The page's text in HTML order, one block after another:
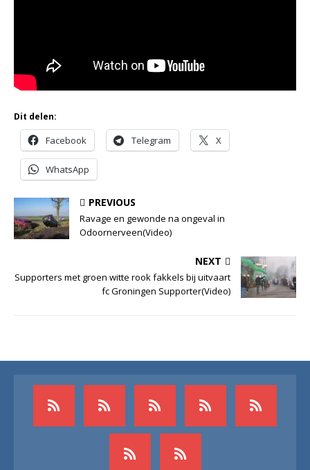
Dit delen:
Facebook Telegram X
WhatsApp
PREVIOUS
Ravage en gewonde na ongeval in
Odoornerveen(Video)
NEXT
Supporters met groen witte rook fakkels bij uitvaart
fc Groningen Supporter(Video)